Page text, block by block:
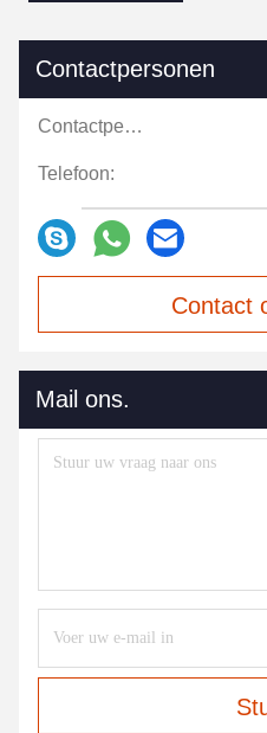
Contactpersonen
Contactpersonen:
Telefoon:
Contact
Mail ons.